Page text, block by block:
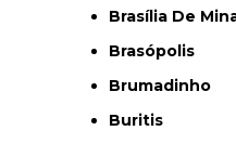
Brasília De
Brasópolis
Brumadinho
Buritis